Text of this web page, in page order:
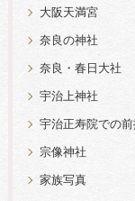
大阪天満宮
奈良の神社
奈良・春日大社
宇治上神社
宇治正寿院での前
宗像神社
家族写真